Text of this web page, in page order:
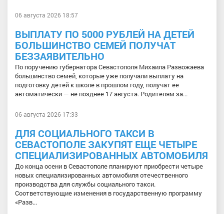
06 августа 2026 18:57
ВЫПЛАТУ ПО 5000 РУБЛЕЙ НА ДЕТЕЙ
БОЛЬШИНСТВО СЕМЕЙ ПОЛУЧАТ
БЕЗЗАЯВИТЕЛЬНО
По поручению губернатора Севастополя Михаила Развожаева
большинство семей, которые уже получали выплату на
подготовку детей к школе в прошлом году, получат ее
автоматически — не позднее 17 августа. Родителям за...
06 августа 2026 17:33
ДЛЯ СОЦИАЛЬНОГО ТАКСИ В
СЕВАСТОПОЛЕ ЗАКУПЯТ ЕЩЕ ЧЕТЫРЕ
СПЕЦИАЛИЗИРОВАННЫХ АВТОМОБИЛЯ
До конца осени в Севастополе планируют приобрести четыре
новых специализированных автомобиля отечественного
производства для службы социального такси.
Соответствующие изменения в государственную программу
«Разв...